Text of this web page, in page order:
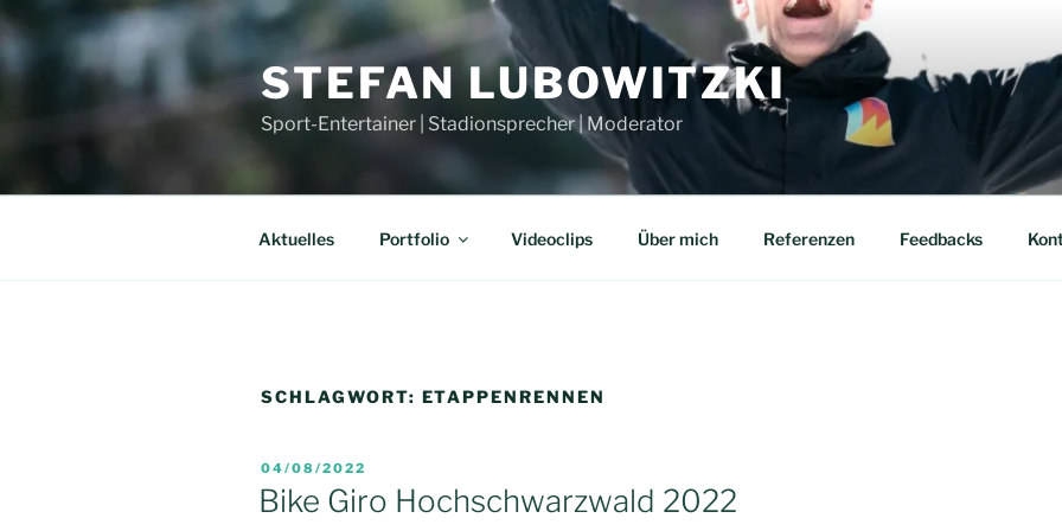
Zum
Inhalt
springen
STEFAN LUBOWITZKI
Sport-Entertainer | Stadionsprecher | Moderator
Aktuelles Portfolio Videoclips Über mich Referenzen Feedbacks
SCHLAGWORT: ETAPPENRENNEN
VERÖFFENTLICHT
AM
04/08/2022
Bike Giro Hochschwarzwald 2022